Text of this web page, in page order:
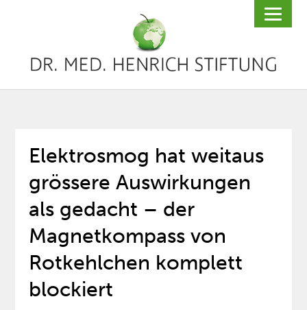
Elektrosmog hat weitaus
grössere Auswirkungen
als gedacht – der
Magnetkompass von
Rotkehlchen komplett
blockiert